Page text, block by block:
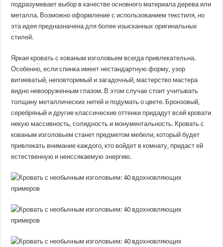
подразумевает выбор в качестве основного материала дерева или
металла. Возможно оформление с использованием текстиля, но
эта идея предназначена для более изысканных оригинальных
стилей.
Яркая кровать с кованым изголовьем всегда привлекательна.
Особенно, если спинка имеет нестандартную форму, узор
витиеватый, неповторимый и загадочный, мастерство мастера
видно невооруженным глазом. В этом случае стоит учитывать
толщину металлических нитей и подумать о цвете. Бронзовый,
серебряный и другие классические оттенки придадут всей кровати
некую массивность, солидность и монументальность. Кровать с
кованым изголовьем станет предметом мебели, который будет
привлекать внимание каждого, кто войдет в комнату, придаст ей
естественную и неиссякаемую энергию.